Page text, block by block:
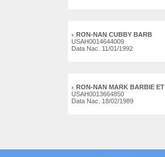
RON-NAN CUBBY BARB
USAH0014644009
Data Nac. 11/01/1992
RON-NAN MARK BARBIE ET
USAH0013664850
Data Nac. 18/02/1989